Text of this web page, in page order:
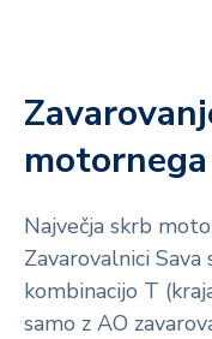
Največja skrb
Zavarovalnici
kombinacijo T
samo z AO